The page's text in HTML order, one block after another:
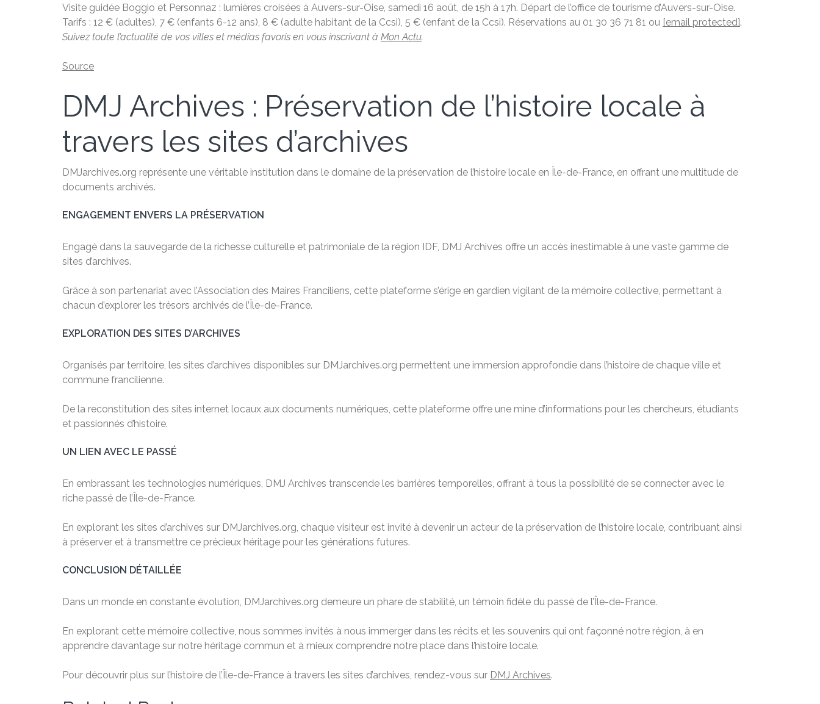
Visite guidée Boggio et Personnaz : lumières croisées à Auvers-sur-Oise, samedi 16 août, de 15h à 17h. Départ de l’office de tourisme d’Auvers-sur-Oise.
Tarifs : 12 € (adultes), 7 € (enfants 6-12 ans), 8 € (adulte habitant de la Ccsi), 5 € (enfant de la Ccsi). Réservations au 01 30 36 71 81 ou [email protected].
Suivez toute l’actualité de vos villes et médias favoris en vous inscrivant à Mon Actu.
Source
DMJ Archives : Préservation de l’histoire locale à
travers les sites d’archives
DMJarchives.org représente une véritable institution dans le domaine de la préservation de l’histoire locale en Île-de-France, en offrant une multitude de
documents archivés.
ENGAGEMENT ENVERS LA PRÉSERVATION
Engagé dans la sauvegarde de la richesse culturelle et patrimoniale de la région IDF, DMJ Archives offre un accès inestimable à une vaste gamme de
sites d’archives.
Grâce à son partenariat avec l’Association des Maires Franciliens, cette plateforme s’érige en gardien vigilant de la mémoire collective, permettant à
chacun d’explorer les trésors archivés de l’Île-de-France.
EXPLORATION DES SITES D’ARCHIVES
Organisés par territoire, les sites d’archives disponibles sur DMJarchives.org permettent une immersion approfondie dans l’histoire de chaque ville et
commune francilienne.
De la reconstitution des sites internet locaux aux documents numériques, cette plateforme offre une mine d’informations pour les chercheurs, étudiants
et passionnés d’histoire.
UN LIEN AVEC LE PASSÉ
En embrassant les technologies numériques, DMJ Archives transcende les barrières temporelles, offrant à tous la possibilité de se connecter avec le
riche passé de l’Île-de-France.
En explorant les sites d’archives sur DMJarchives.org, chaque visiteur est invité à devenir un acteur de la préservation de l’histoire locale, contribuant ainsi
à préserver et à transmettre ce précieux héritage pour les générations futures.
CONCLUSION DÉTAILLÉE
Dans un monde en constante évolution, DMJarchives.org demeure un phare de stabilité, un témoin fidèle du passé de l’Île-de-France.
En explorant cette mémoire collective, nous sommes invités à nous immerger dans les récits et les souvenirs qui ont façonné notre région, à en
apprendre davantage sur notre héritage commun et à mieux comprendre notre place dans l’histoire locale.
Pour découvrir plus sur l’histoire de l’Île-de-France à travers les sites d’archives, rendez-vous sur DMJ Archives.